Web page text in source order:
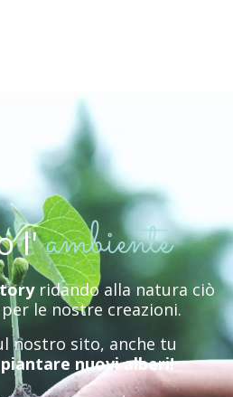
l'ambiente
ridando alla natura ciò
le nostre creazioni.
nostro sito, anche tu
nuovi alberi!